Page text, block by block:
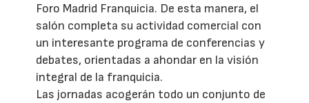
Foro Madrid Franquicia. De esta manera, el
salón completa su actividad comercial con
un interesante programa de conferencias y
debates, orientadas a ahondar en la visión
integral de la franquicia.
Las jornadas acogerán todo un conjunto de